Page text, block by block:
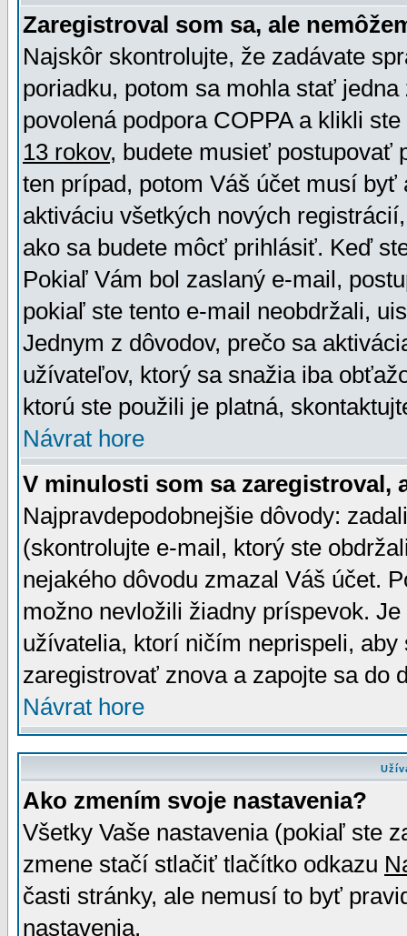
Zaregistroval som sa, ale
Najskôr skontrolujte, že zadávate
poriadku, potom sa mohla stať
povolená podpora COPPA a klikli
13 rokov, budete musieť postupovať
ten prípad, potom Váš účet musí
aktiváciu všetkých nových
ako sa budete môcť prihlásiť. Keď
Pokiaľ Vám bol zaslaný e-mail,
pokiaľ ste tento e-mail neobdržali,
Jednym z dôvodov, prečo sa
užívateľov, ktorý sa snažia iba
ktorú ste použili je platná,
Návrat hore
V minulosti som sa zaregistroval,
Najpravdepodobnejšie dôvody:
(skontrolujte e-mail, ktorý ste
nejakého dôvodu zmazal Váš účet.
možno nevložili žiadny príspevok.
užívatelia, ktorí ničím neprispeli,
zaregistrovať znova a zapojte sa do
Návrat hore
Ako zmením svoje nastavenia?
Všetky Vaše nastavenia (pokiaľ ste
zmene stačí stlačiť tlačítko odkazu
časti stránky, ale nemusí to byť
nastavenia.